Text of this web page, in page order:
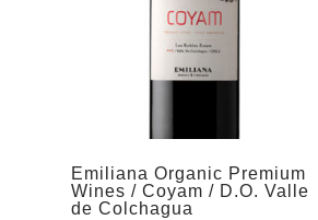
Emiliana Organic Premium
Wines / Coyam / D.O. Valle
de Colchagua